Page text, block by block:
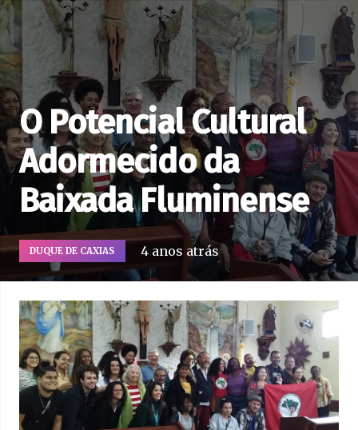
O Potencial Cultural
Adormecido da
Baixada Fluminense
DUQUE DE CAXIAS 4 anos atrás